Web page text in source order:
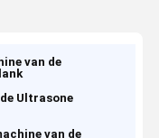
van de
Ultrasone
van de